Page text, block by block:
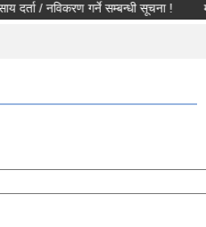
व्यवसाय दर्ता / नविकरण गर्ने सम्बन्धी सूचना !